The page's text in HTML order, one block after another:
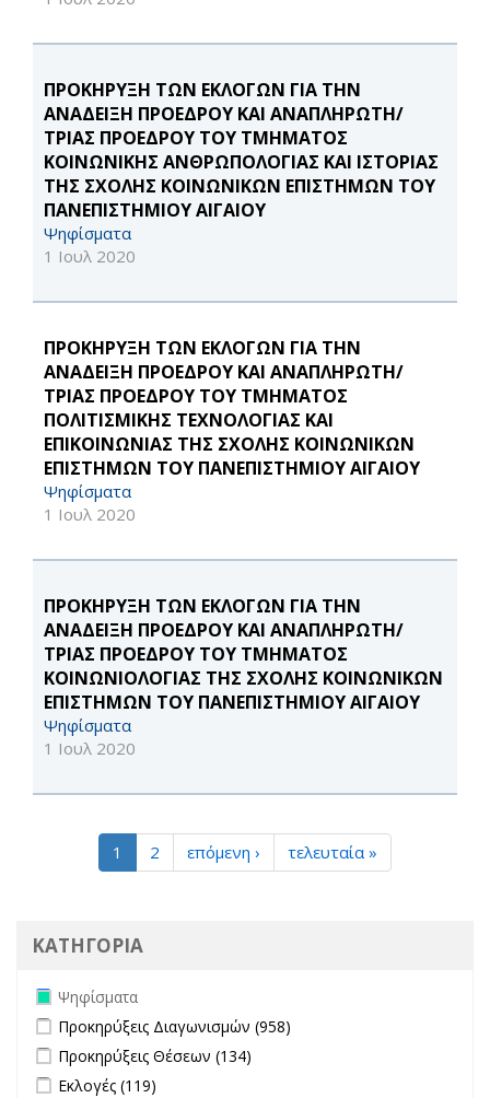
ΠΡΟΚΗΡΥΞΗ ΤΩΝ ΕΚΛΟΓΩΝ ΓΙΑ ΤΗΝ
ΑΝΑΔΕΙΞΗ ΠΡΟΕΔΡΟΥ ΚΑΙ ΑΝΑΠΛΗΡΩΤΗ/
ΤΡΙΑΣ ΠΡΟΕΔΡΟΥ ΤΟΥ ΤΜΗΜΑΤΟΣ
ΚΟΙΝΩΝΙΚΗΣ ΑΝΘΡΩΠΟΛΟΓΙΑΣ ΚΑΙ ΙΣΤΟΡΙΑΣ
ΤΗΣ ΣΧΟΛΗΣ ΚΟΙΝΩΝΙΚΩΝ ΕΠΙΣΤΗΜΩΝ ΤΟΥ
ΠΑΝΕΠΙΣΤΗΜΙΟΥ ΑΙΓΑΙΟΥ
Ψηφίσματα
1 Ιουλ 2020
ΠΡΟΚΗΡΥΞΗ ΤΩΝ ΕΚΛΟΓΩΝ ΓΙΑ ΤΗΝ
ΑΝΑΔΕΙΞΗ ΠΡΟΕΔΡΟΥ ΚΑΙ ΑΝΑΠΛΗΡΩΤΗ/
ΤΡΙΑΣ ΠΡΟΕΔΡΟΥ ΤΟΥ ΤΜΗΜΑΤΟΣ
ΠΟΛΙΤΙΣΜΙΚΗΣ ΤΕΧΝΟΛΟΓΙΑΣ ΚΑΙ
ΕΠΙΚΟΙΝΩΝΙΑΣ ΤΗΣ ΣΧΟΛΗΣ ΚΟΙΝΩΝΙΚΩΝ
ΕΠΙΣΤΗΜΩΝ ΤΟΥ ΠΑΝΕΠΙΣΤΗΜΙΟΥ ΑΙΓΑΙΟΥ
Ψηφίσματα
1 Ιουλ 2020
ΠΡΟΚΗΡΥΞΗ ΤΩΝ ΕΚΛΟΓΩΝ ΓΙΑ ΤΗΝ
ΑΝΑΔΕΙΞΗ ΠΡΟΕΔΡΟΥ ΚΑΙ ΑΝΑΠΛΗΡΩΤΗ/
ΤΡΙΑΣ ΠΡΟΕΔΡΟΥ ΤΟΥ ΤΜΗΜΑΤΟΣ
ΚΟΙΝΩΝΙΟΛΟΓΙΑΣ ΤΗΣ ΣΧΟΛΗΣ ΚΟΙΝΩΝΙΚΩΝ
ΕΠΙΣΤΗΜΩΝ ΤΟΥ ΠΑΝΕΠΙΣΤΗΜΙΟΥ ΑΙΓΑΙΟΥ
Ψηφίσματα
1 Ιουλ 2020
1 2 επόμενη › τελευταία »
ΚΑΤΗΓΟΡΙΑ
Remove Ψηφίσματα filter
Ψηφίσματα
Apply Προκηρύξεις Διαγωνισμών filter
Προκηρύξεις Διαγωνισμών (958)
Apply Προκηρύξεις Θέσεων filter
Προκηρύξεις Θέσεων (134)
Apply Εκλογές filter
Εκλογές (119)